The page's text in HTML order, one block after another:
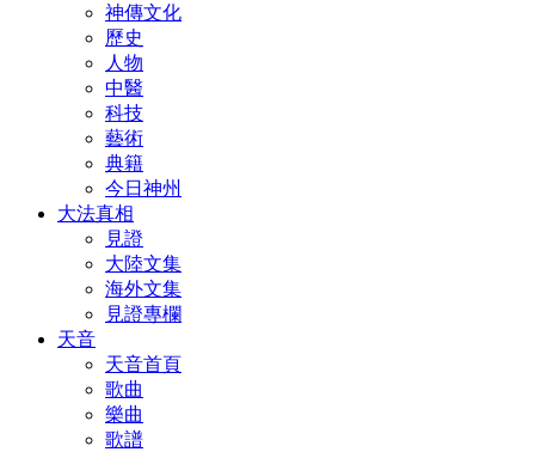
神傳文化
歷史
人物
中醫
科技
藝術
典籍
今日神州
大法真相
見證
大陸文集
海外文集
見證專欄
天音
天音首頁
歌曲
樂曲
歌譜